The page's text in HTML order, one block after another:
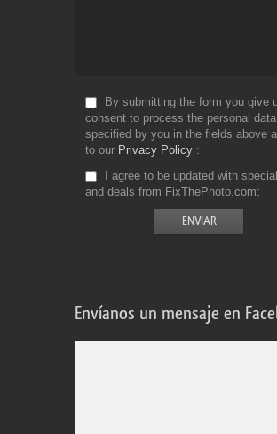
By submitting the form you give
consent to process the personal data
specified by you in the fields above
to our Privacy Policy
I agree to be updated with
and deals from FixThePhoto.com
Envíanos un mensaje en